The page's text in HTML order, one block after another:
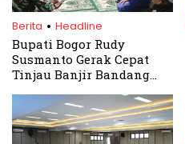
Berita . Headline
Bupati Bogor Rudy
Susmanto Gerak Cepat
Tinjau Banjir Bandang
Bantuan untuk Warga